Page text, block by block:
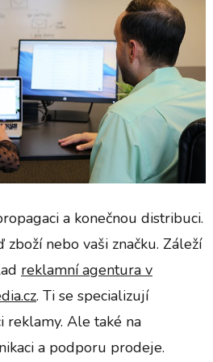
a konečnou distribuci.
nebo vaši značku. Záleží
reklamní agentura v
. Ti se specializují
reklamy. Ale také na
a podporu prodeje.